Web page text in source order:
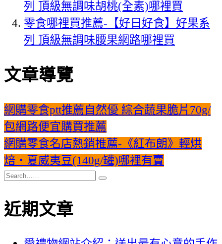
列 頂級無調味胡桃(全素)哪裡買
零食哪裡買推薦-【好日好食】好果系
列 頂級無調味腰果網路哪裡買
文章導覽
網購零食ptt推薦自然優 綜合蔬果脆片70g/
包網路便宜購買推薦
網購零食名店熱銷推薦-《紅布朗》輕烘
焙‧夏威夷豆(140g/罐)哪裡有賣
近期文章